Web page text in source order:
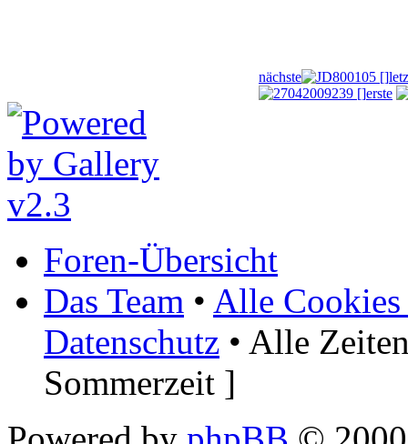
nächste
erste
Foren-Übersicht
Das Team • Alle Cookies
Datenschutz • Alle
Sommerzeit ]